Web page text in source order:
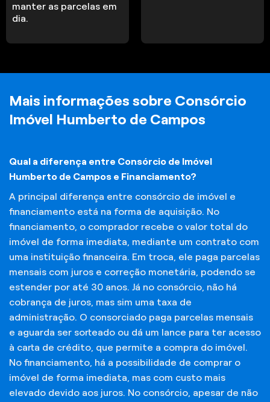
manter as parcelas em
dia.
Mais informações sobre Consórcio
Imóvel Humberto de Campos
Qual a diferença entre Consórcio de Imóvel
Humberto de Campos e Financiamento?
A principal diferença entre consórcio de imóvel e
financiamento está na forma de aquisição. No
financiamento, o comprador recebe o valor total do
imóvel de forma imediata, mediante um contrato com
uma instituição financeira. Em troca, ele paga parcelas
mensais com juros e correção monetária, podendo se
estender por até 30 anos. Já no consórcio, não há
cobrança de juros, mas sim uma taxa de
administração. O consorciado paga parcelas mensais
e aguarda ser sorteado ou dá um lance para ter acesso
à carta de crédito, que permite a compra do imóvel.
No financiamento, há a possibilidade de comprar o
imóvel de forma imediata, mas com custo mais
elevado devido aos juros. No consórcio, apesar de não